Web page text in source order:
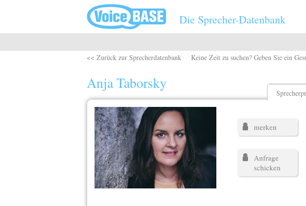
Die Sprecher-Datenbank
<< Zurück zur Sprecherdatenbank Keine Zeit zu suchen? Geben Sie ein
Anja Taborsky
merken
Anfrage
schicken